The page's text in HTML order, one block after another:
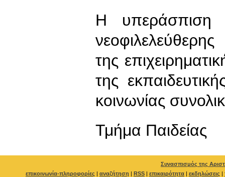
Η υπεράσπιση
της
της
κοινωνίας
Τμήμα Παιδείας
Συνασπισμός της
επικοινωνία-πληροφορίες | αναζήτηση | RSS | επικαιρότητα | εκδηλώσεις |